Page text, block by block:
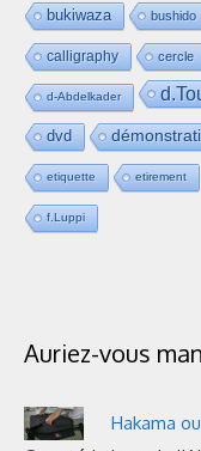
bukiwaza bushido
calligraphy cercle
d-Abdelkader
dvd
etiquette etirement
f.Luppi
Auriez-vous
Hakama